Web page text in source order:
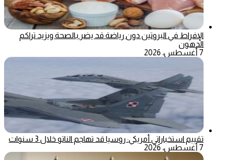
الإفراط في البروتين دون رياضة قد يضر بالصحة ويزيد تراكم
الدهون
7 أغسطس، 2026
تقييم استخباراتي أمريكي: روسيا قد تهاجم الناتو خلال 3 سنوات
7 أغسطس، 2026